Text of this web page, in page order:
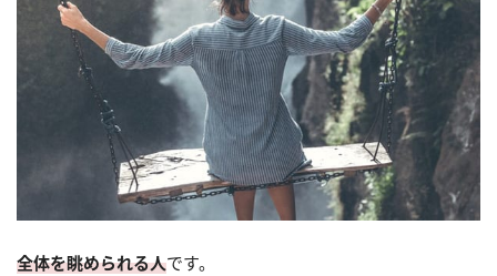
全体を眺められる人です。